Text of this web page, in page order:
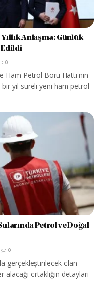
Anlaşma: Günlük
Edildi
0
Ham Petrol Boru Hattı'nın
bir yıl süreli yeni ham petrol
Petrol ve Doğal
0
gerçekleştirilecek olan
ortaklığın detayları